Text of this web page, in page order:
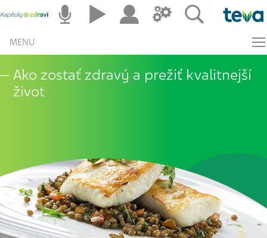
MENU
Ako zostať zdravý a prežiť kvalitnejší
život